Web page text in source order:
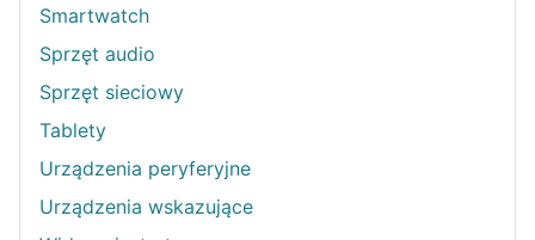
Smartwatch
Sprzęt audio
Sprzęt sieciowy
Tablety
Urządzenia peryferyjne
Urządzenia wskazujące